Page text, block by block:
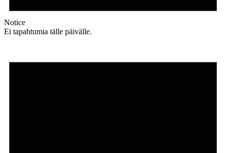
Notice
Ei tapahtumia tälle päivälle.